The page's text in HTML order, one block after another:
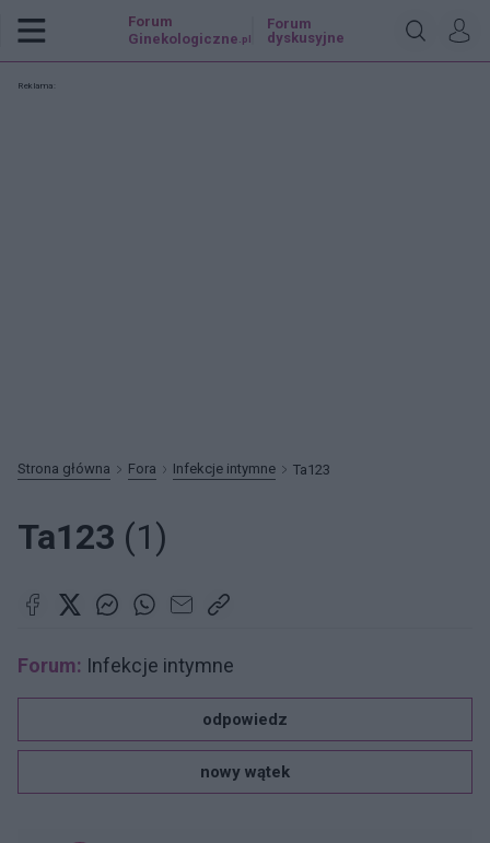
Forum
Ginekologiczne .pl
Forum
dyskusyjne
Reklama:
Strona główna Fora Infekcje intymne Ta123
Ta123 (1)
Forum: Infekcje intymne
odpowiedz
nowy wątek